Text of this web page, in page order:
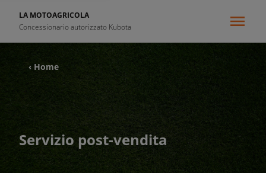
LA MOTOAGRICOLA
Concessionario autorizzato Kubota
‹ Home
Servizio post-vendita